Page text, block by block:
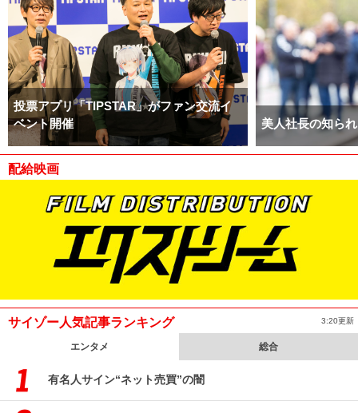
投票アプリ「TIPSTAR」がファン交流イ
ベント開催
美人社長の知ら
配給映画
サイゾー人気記事ランキング 3:20更新
エンタメ 総合
有名人サイン“ネット売買”の闇